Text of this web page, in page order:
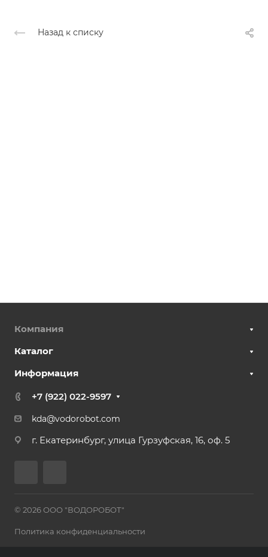
Назад к списку
Компания
Каталог
Информация
+7 (922) 022-9597
kda@vodorobot.com
г. Екатеринбург, улица Гурзуфская, 16, оф. 5
© 2026 ООО "ВОДОРОБОТ"
Политика конфиденциальности